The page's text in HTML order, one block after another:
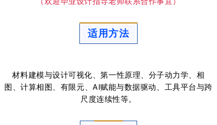
适用方法
材料建模与设计可视化、第一性原理、分子动力学、相
图、计算相图、有限元、AI赋能与数据驱动、工具平台与跨
尺度连续性等。